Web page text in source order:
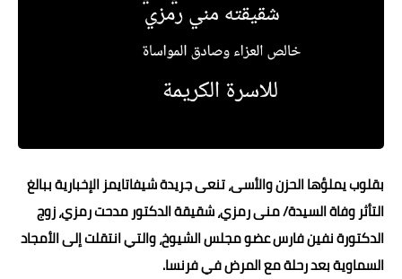
حوادث وقضايا
خدمات
الصحه والجمال
مقالات
بقلوب يملؤها الحزن والأسى، تنعى جريدة شيفاتايمز الإخبارية ببالغ
التأثر وفاة السيدة/ منى رمزي، شقيقة الدكتور مدحت رمزي، زوج
الدكتورة نفين فارس عضو مجلس الشيوخ، والتي انتقلت إلى الأمجاد
السماوية بعد رحلة مع المرض في فرنسا.